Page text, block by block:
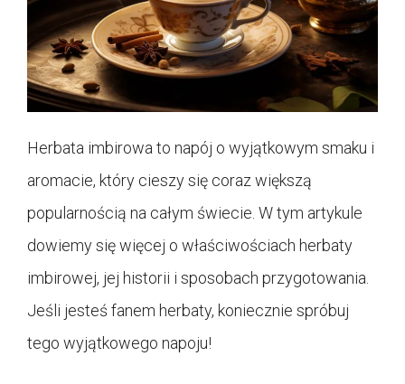
Herbata imbirowa to napój o wyjątkowym smaku i
aromacie, który cieszy się coraz większą
popularnością na całym świecie. W tym artykule
dowiemy się więcej o właściwościach herbaty
imbirowej, jej historii i sposobach przygotowania.
Jeśli jesteś fanem herbaty, koniecznie spróbuj
tego wyjątkowego napoju!